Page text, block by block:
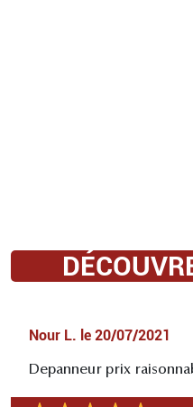
Nour L. le 20/07/2021
Depanneur prix